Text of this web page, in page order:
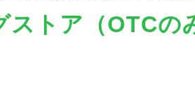
トア（OTCの